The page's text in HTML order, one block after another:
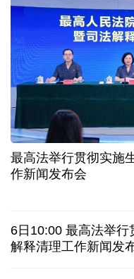
比一张A4纸还要薄
让药品更好触达患者
7月份中国仓储指数
金价大反弹！黄金以
泰国发生校园枪击案
最高法举行贯彻实施
作新闻发布会
6日10:00 最高法举
解释清理工作新闻发